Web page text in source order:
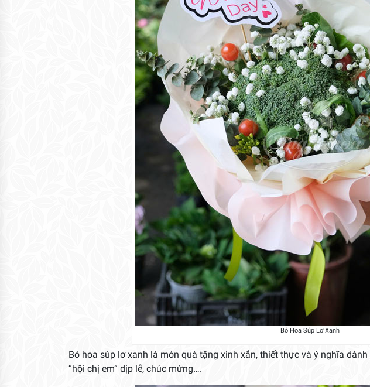
Bó Hoa Súp Lơ Xanh
Bó hoa súp lơ xanh là món quà tặng xinh xắn, thiết thực và ý nghĩa
“hội chị em” dịp lễ, chúc mừng….